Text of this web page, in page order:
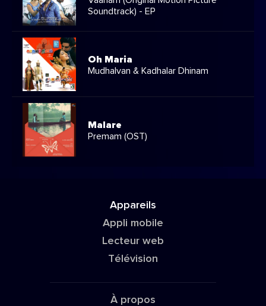
Soundtrack) - EP
Oh Maria
Mudhalvan & Kadhalar Dhinam
Malare
Premam (OST)
Appareils
Appli mobile
Lecteur web
Télévision
À propos